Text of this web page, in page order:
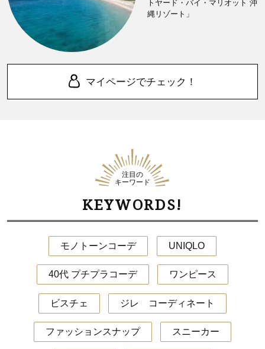
トヤード・バイ・マリオット 沖
縄リゾート」
マイページでチェック！
注目の
キーワード
KEYWORDS!
モノトーンコーデ UNIQLO
40代 プチプラコーデ ワンピース
ビスチェ ジレ コーディネート
ファッションスナップ スニーカー